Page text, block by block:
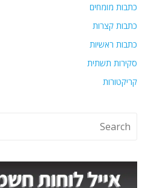
כתבות מומחים
כתבות קצרות
כתבות ראשיות
סקירות תשתית
קריקטורות